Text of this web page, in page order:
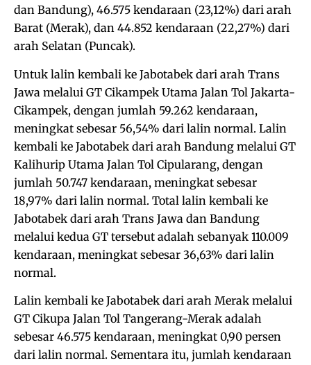
dan Bandung), 46.575 kendaraan (23,12%) dari arah
Barat (Merak), dan 44.852 kendaraan (22,27%) dari
arah Selatan (Puncak).
Untuk lalin kembali ke Jabotabek dari arah Trans
Jawa melalui GT Cikampek Utama Jalan Tol Jakarta-
Cikampek, dengan jumlah 59.262 kendaraan,
meningkat sebesar 56,54% dari lalin normal. Lalin
kembali ke Jabotabek dari arah Bandung melalui GT
Kalihurip Utama Jalan Tol Cipularang, dengan
jumlah 50.747 kendaraan, meningkat sebesar
18,97% dari lalin normal. Total lalin kembali ke
Jabotabek dari arah Trans Jawa dan Bandung
melalui kedua GT tersebut adalah sebanyak 110.009
kendaraan, meningkat sebesar 36,63% dari lalin
normal.
Lalin kembali ke Jabotabek dari arah Merak melalui
GT Cikupa Jalan Tol Tangerang-Merak adalah
sebesar 46.575 kendaraan, meningkat 0,90 persen
dari lalin normal. Sementara itu, jumlah kendaraan